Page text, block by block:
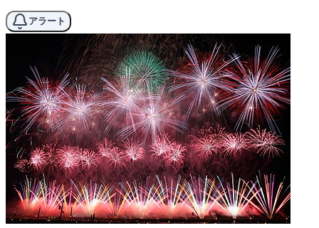
アラート